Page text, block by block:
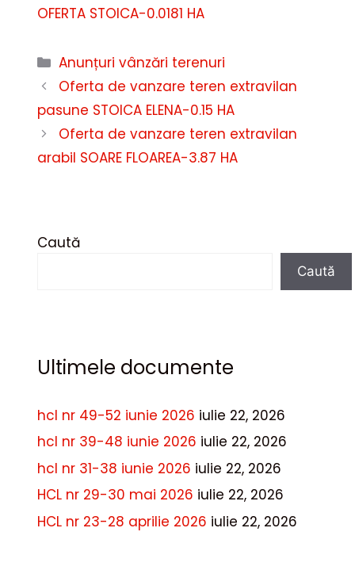
OFERTA STOICA-0.0181 HA
Categorii
Anunțuri vânzări terenuri
Oferta de vanzare teren extravilan
pasune STOICA ELENA-0.15 HA
Oferta de vanzare teren extravilan
arabil SOARE FLOAREA-3.87 HA
Caută
Caută
Ultimele documente
hcl nr 49-52 iunie 2026 iulie 22, 2026
hcl nr 39-48 iunie 2026 iulie 22, 2026
hcl nr 31-38 iunie 2026 iulie 22, 2026
HCL nr 29-30 mai 2026 iulie 22, 2026
HCL nr 23-28 aprilie 2026 iulie 22, 2026